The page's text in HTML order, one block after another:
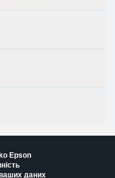
Epson
даних